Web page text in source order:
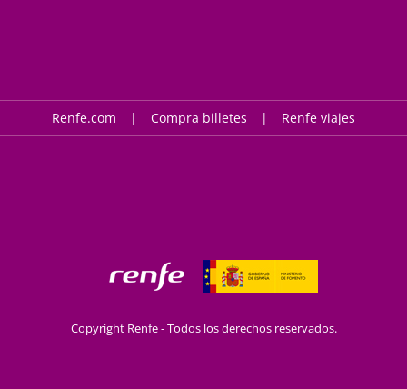
Renfe.com Compra billetes Renfe viajes
Copyright Renfe - Todos los derechos reservados.